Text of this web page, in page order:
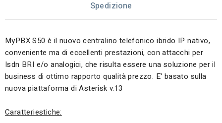
Spedizione
MyPBX S50 è il nuovo centralino telefonico ibrido IP nativo,
conveniente ma di eccellenti prestazioni, con attacchi per
Isdn BRI e/o analogici, che risulta essere una soluzione per il
business di ottimo rapporto qualità prezzo. E' basato sulla
nuova piattaforma di Asterisk v.13
Caratteriestiche: